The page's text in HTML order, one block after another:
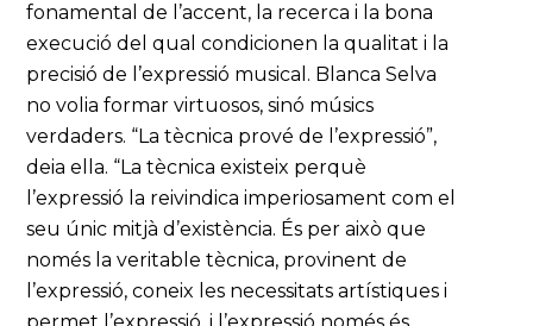
fonamental de l’accent, la recerca i la bona
execució del qual condicionen la qualitat i la
precisió de l’expressió musical. Blanca Selva
no volia formar virtuosos, sinó músics
verdaders. “La tècnica prové de l’expressió”,
deia ella. “La tècnica existeix perquè
l’expressió la reivindica imperiosament com el
seu únic mitjà d’existència. És per això que
només la veritable tècnica, provinent de
l’expressió, coneix les necessitats artístiques i